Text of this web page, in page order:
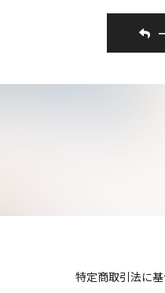
特定商取引法に